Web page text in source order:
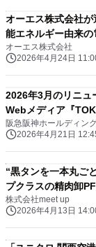
オーエス株式会社
能エネルギー由来の
オーエス株式会社
2026年4月24日
2026年3月のリニュ
Webメディア『
阪急阪神ホールディン
2026年4月21日
“黒タンを一本丸ご
プクラスの精肉卸
株式会社meet up
2026年4月13日